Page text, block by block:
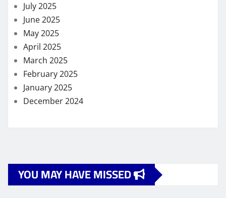
July 2025
June 2025
May 2025
April 2025
March 2025
February 2025
January 2025
December 2024
YOU MAY HAVE MISSED